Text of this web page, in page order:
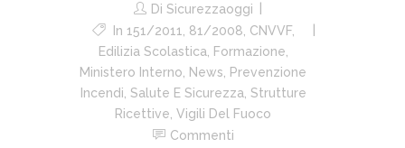
Di Sicurezzaoggi
In 151/2011, 81/2008, CNVVF,
Edilizia Scolastica, Formazione,
Ministero Interno, News, Prevenzione
Incendi, Salute E Sicurezza, Strutture
Ricettive, Vigili Del Fuoco
Commenti